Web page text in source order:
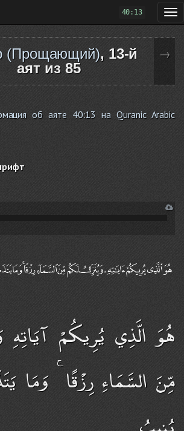
40:13
(Прощающий), 13-й
аят из 85
→
об аяте 40:13 на Quranic Arabic
هُوَ الَّذِي يُرِيكُمْ
مِّنَ السَّمَاءِ رِزْقًا ۚ وَمَا